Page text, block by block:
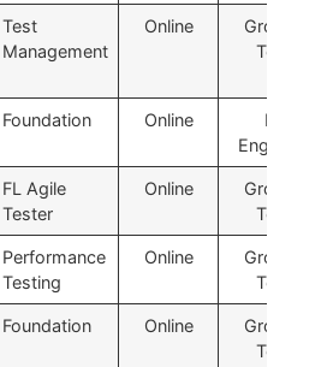
Test
Management
Online
Grove SW
Testing
Foundation Online
Noor
FL Agile
Tester
Online
Grove SW
Testing
Performance
Testing
Online
Grove SW
Testing
Foundation Online
Grove SW
Testing